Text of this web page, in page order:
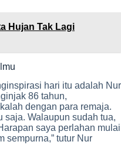
Hujan Tak Lagi
hari itu adalah Nur
86 tahun,
dengan para remaja.
saja. Walaupun sudah tua,
saya perlahan mulai
sempurna,” tutur Nur